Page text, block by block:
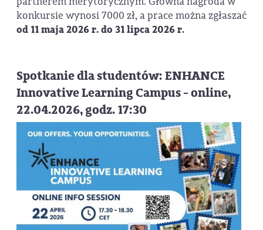
konkursie wynosi 7000 zł, a prace można zgłaszać
od 11 maja 2026 r. do 31 lipca 2026 r.
Spotkanie dla studentów: ENHANCE
Innovative Learning Campus - online,
22.04.2026, godz. 17:30